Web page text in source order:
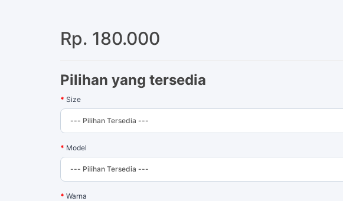
Rp. 180.000
Pilihan yang tersedia
Size
Model
Warna